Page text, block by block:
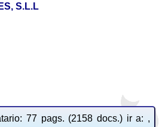
S.L.L
77 pags. (2158 docs.) ir a: ,